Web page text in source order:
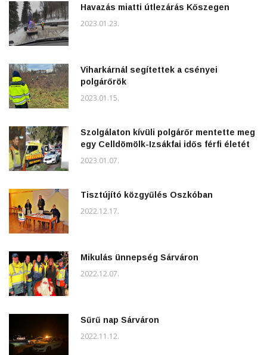
Havazás miatti útlezárás Kőszegen
2023.01.23.
Viharkárnál segítettek a csényei
polgárőrök
2023.01.15.
Szolgálaton kívüli polgárőr mentette meg
egy Celldömölk-Izsákfai idős férfi életét
2023.01.07.
Tisztújító közgyűlés Oszkóban
2022.12.17.
Mikulás ünnepség Sárváron
2022.12.07.
Sűrű nap Sárváron
2022.11.12.